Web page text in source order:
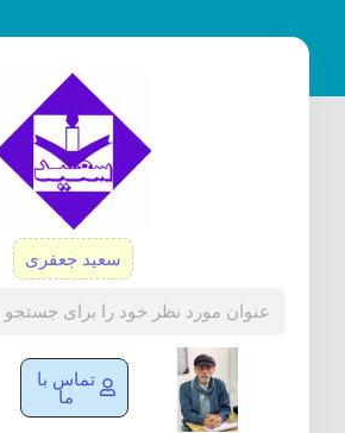
سعید جعفری
تماس با
ما